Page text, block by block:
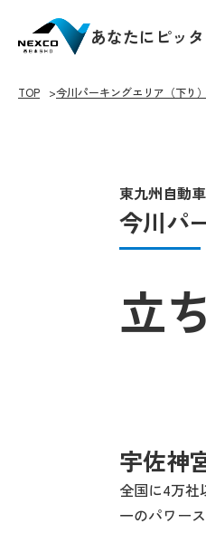
あなたにピッ
TOP 今川パーキングエリア（下り）
東九州自動
今川パ
立
宇佐神
全国に4万社
一のパワー